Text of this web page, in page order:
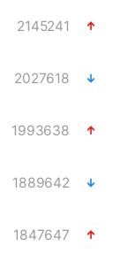
2145241
2027618
1993638
1889642
1847647